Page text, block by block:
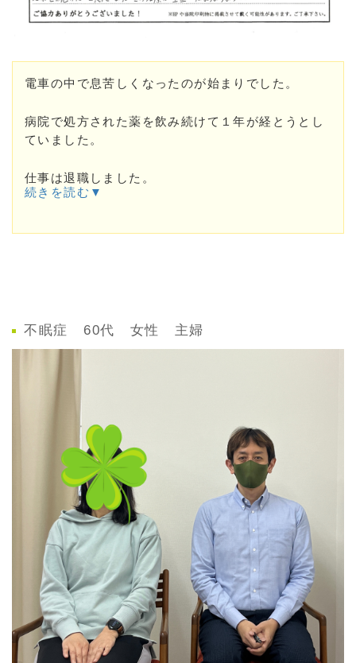
電車の中で息苦しくなったのが始まりでした。
病院で処方された薬を飲み続けて１年が経とうとし
ていました。
仕事は退職しました。
続きを読む▼
不眠症 60代 女性 主婦